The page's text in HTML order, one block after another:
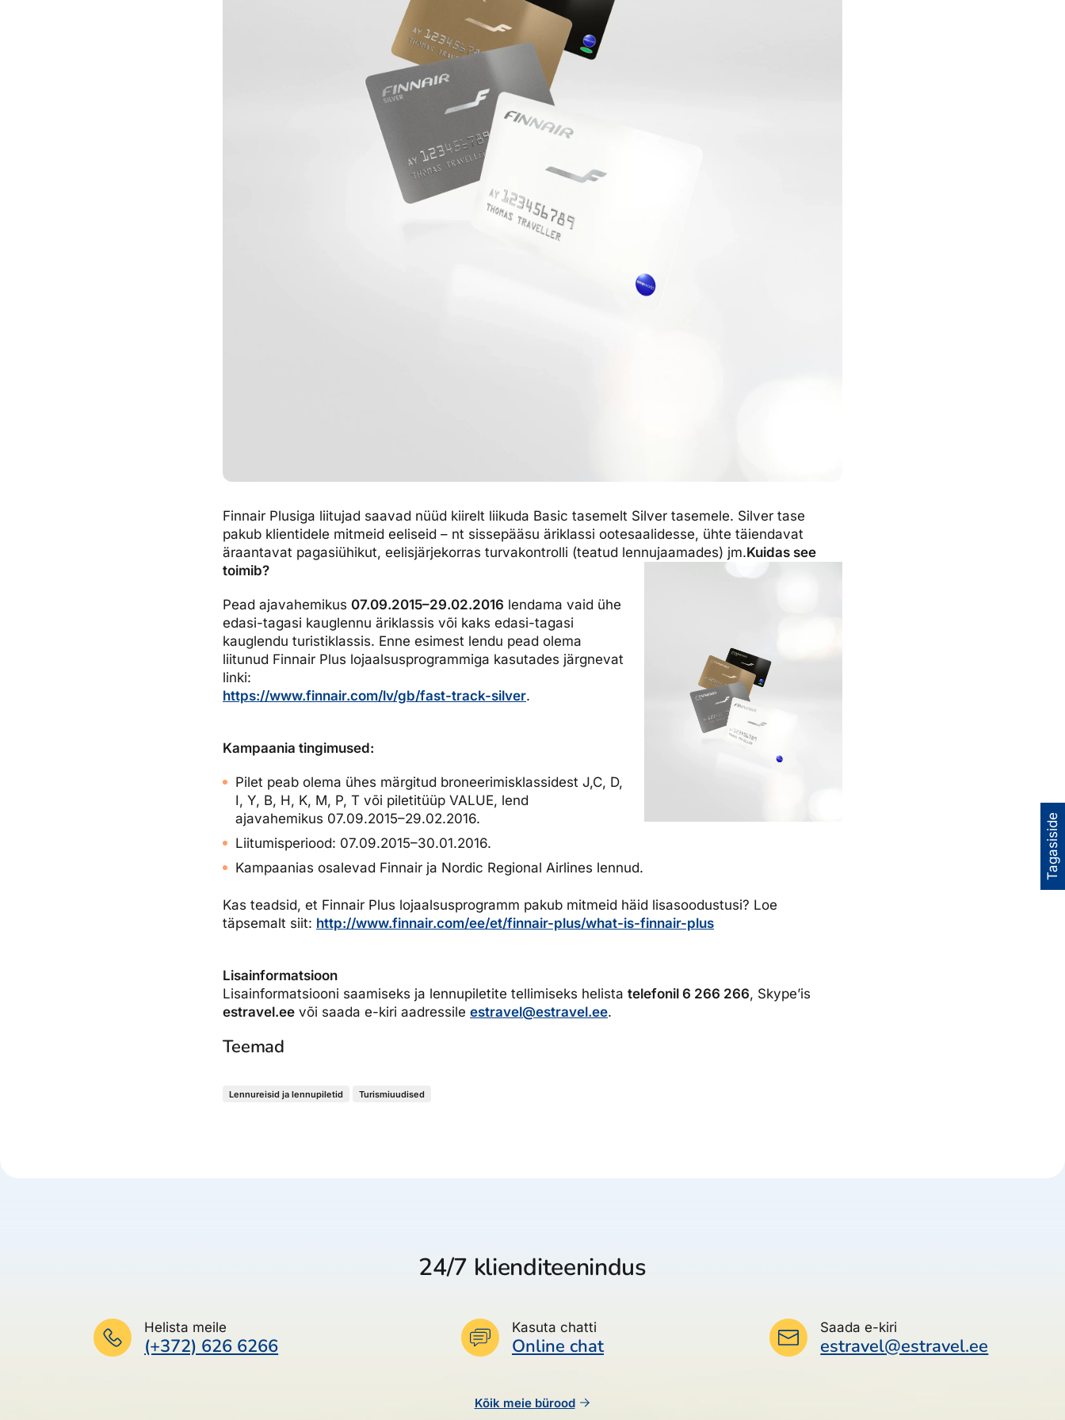
Tagasiside
Finnair Plusiga liitujad saavad nüüd kiirelt liikuda Basic tasemelt Silver tasemele. Silver tase
pakub klientidele mitmeid eeliseid – nt sissepääsu äriklassi ootesaalidesse, ühte täiendavat
äraantavat pagasiühikut, eelisjärjekorras turvakontrolli (teatud lennujaamades) jm.Kuidas see
toimib?
Pead ajavahemikus 07.09.2015–29.02.2016 lendama vaid ühe
edasi-tagasi kauglennu äriklassis või kaks edasi-tagasi
kauglendu turistiklassis. Enne esimest lendu pead olema
liitunud Finnair Plus lojaalsusprogrammiga kasutades järgnevat
linki:
https://www.finnair.com/lv/gb/fast-track-silver.
Kampaania tingimused:
Pilet peab olema ühes märgitud broneerimisklassidest J,C, D,
I, Y, B, H, K, M, P, T või piletitüüp VALUE, lend
ajavahemikus 07.09.2015–29.02.2016.
Liitumisperiood: 07.09.2015–30.01.2016.
Kampaanias osalevad Finnair ja Nordic Regional Airlines lennud.
Kas teadsid, et Finnair Plus lojaalsusprogramm pakub mitmeid häid lisasoodustusi? Loe
täpsemalt siit: http://www.finnair.com/ee/et/finnair-plus/what-is-finnair-plus
Lisainformatsioon
Lisainformatsiooni saamiseks ja lennupiletite tellimiseks helista telefonil 6 266 266, Skype’is
estravel.ee või saada e-kiri aadressile estravel@estravel.ee.
Teemad
Lennureisid ja lennupiletid Turismiuudised
24/7 klienditeenindus
Helista meile
(+372) 626 6266
Kasuta chatti
Online chat
Saada e-kiri
estravel@estravel.ee
Kõik meie bürood